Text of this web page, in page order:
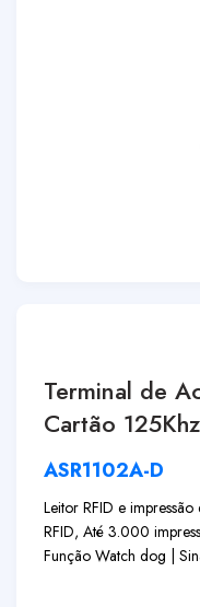
Terminal de
Cartão 125Khz
ASR1102A-D
Leitor RFID e
RFID, Até 3.000
Função Watch dog |